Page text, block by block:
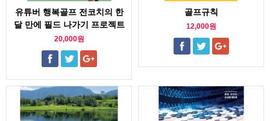
유튜버 행복골프 전코치의 한
달 만에 필드 나가기 프로젝트
20,000원
골프규칙
12,000원